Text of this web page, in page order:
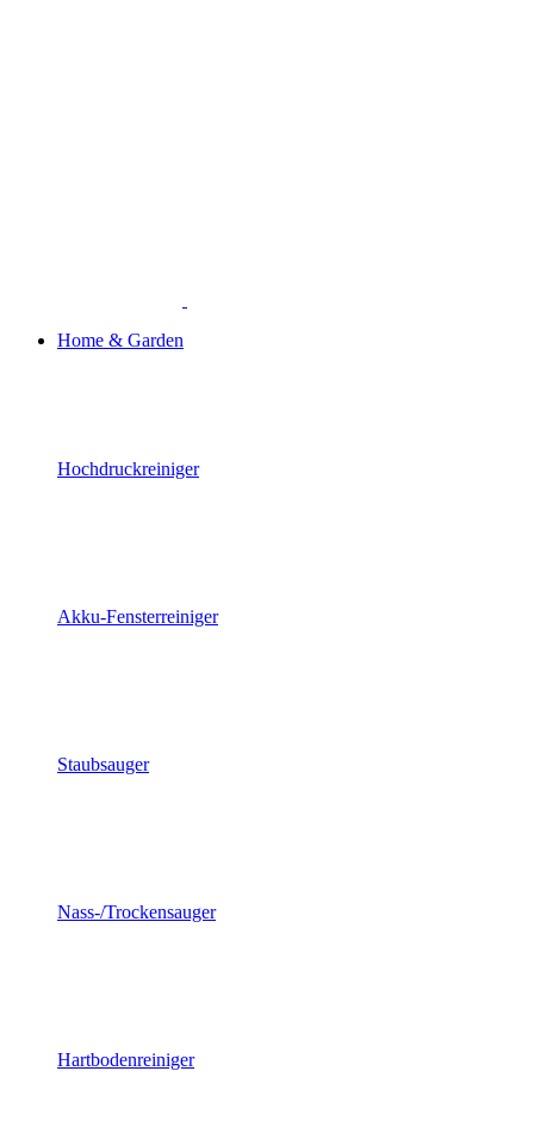
Home & Garden
Hochdruckreiniger
Akku-Fensterreiniger
Staubsauger
Nass-/Trockensauger
Hartbodenreiniger